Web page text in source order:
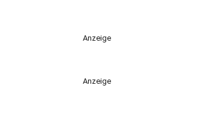
Anzeige
Anzeige